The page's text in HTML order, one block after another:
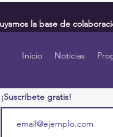
la base de
Inicio Noticias
¡Suscríbete gratis!